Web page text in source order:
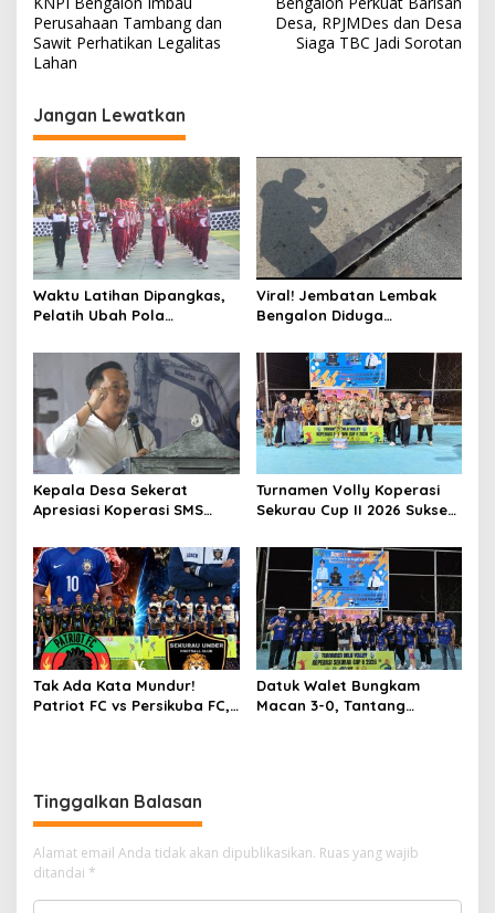
a
v
g
a
s
i
p
o
s
Perusahaan Tambang dan
Sawit Perhatikan Legalitas
Lahan
Desa, RPJMDes dan Desa
Siaga TBC Jadi Sorotan
Jangan Lewatkan
Waktu Latihan Dipangkas,
Pelatih Ubah Pola
Kutim
Viral! Jembatan Lembak
Bengalon Diduga
Desak Jalur Alternatif
Segera Dibuka dan
Perbaikan Menyeluruh
Kepala Desa Sekerat
Apresiasi Koperasi SMS
Sekurau Cup II 2026, Siap
Dukung Sekurau Cup III
Lebih Meriah
Turnamen Volly Koperasi
Sekurau Cup II 2026 Sukses
Olahraga dan Ekonomi
UMKM
Tak Ada Kata Mundur!
Patriot FC vs Persikuba FC,
Datuk Walet Bungkam
Macan 3-0, Tantang
Tinggalkan Balasan
Alamat email Anda tidak akan dipublikasikan. Ruas yang wajib
ditandai *